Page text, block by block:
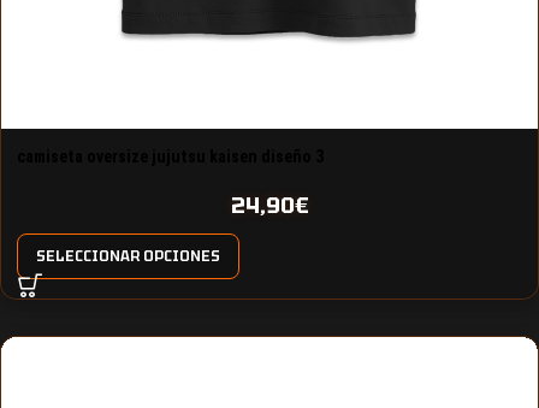
24,90€
SELECCIONAR OPCIONES